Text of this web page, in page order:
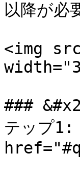
以降が必
<img
###
テップ1: